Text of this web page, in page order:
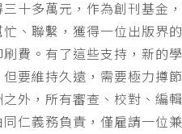
十多萬元，作為創刊基金
、聯繫，獲得一位出版界
費。有了這些支持，新的
要維持久遠，需要極力撙
外，所有審查、校對、編
仁義務負責，僅雇請一位